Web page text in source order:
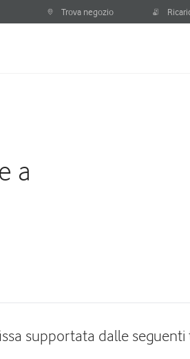
Trova negozio
a
supportata dalle seguenti